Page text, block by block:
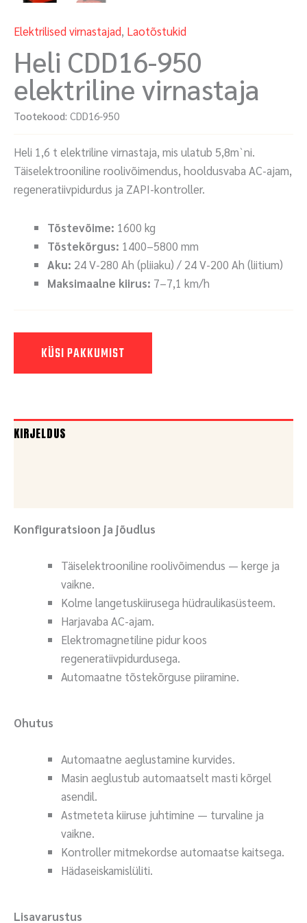
Elektrilised virnastajad, Laotõstukid
Heli CDD16-950
elektriline virnastaja
Tootekood: CDD16-950
Heli 1,6 t elektriline virnastaja, mis ulatub 5,8m`ni.
Täiselektrooniline roolivõimendus, hooldusvaba AC-ajam,
regeneratiivpidurdus ja ZAPI-kontroller.
Tõstevõime: 1600 kg
Tõstekõrgus: 1400–5800 mm
Aku: 24 V-280 Ah (pliiaku) / 24 V-200 Ah (liitium)
Maksimaalne kiirus: 7–7,1 km/h
KÜSI PAKKUMIST
KIRJELDUS
Konfiguratsioon ja jõudlus
Täiselektrooniline roolivõimendus — kerge ja
vaikne.
Kolme langetuskiirusega hüdraulikasüsteem.
Harjavaba AC-ajam.
Elektromagnetiline pidur koos
regeneratiivpidurdusega.
Automaatne tõstekõrguse piiramine.
Ohutus
Automaatne aeglustamine kurvides.
Masin aeglustub automaatselt masti kõrgel
asendil.
Astmeteta kiiruse juhtimine — turvaline ja
vaikne.
Kontroller mitmekordse automaatse kaitsega.
Hädaseiskamislüliti.
Lisavarustus